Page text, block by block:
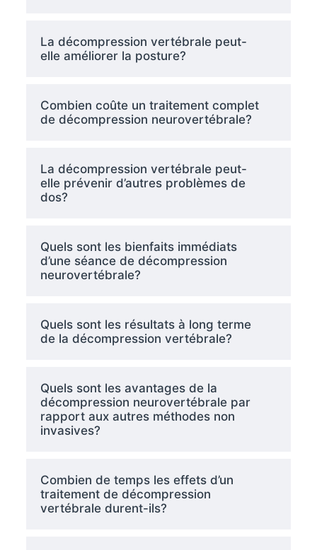
La décompression vertébrale peut-
elle améliorer la posture?
Combien coûte un traitement complet
de décompression neurovertébrale?
La décompression vertébrale peut-
elle prévenir d’autres problèmes de
dos?
Quels sont les bienfaits immédiats
d’une séance de décompression
neurovertébrale?
Quels sont les résultats à long terme
de la décompression vertébrale?
Quels sont les avantages de la
décompression neurovertébrale par
rapport aux autres méthodes non
invasives?
Combien de temps les effets d’un
traitement de décompression
vertébrale durent-ils?